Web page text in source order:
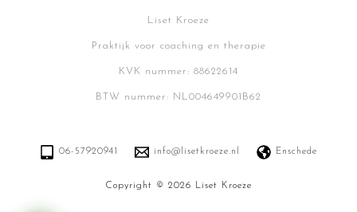
Liset Kroeze
Praktijk voor coaching en therapie
KVK nummer: 88622614
BTW nummer: NL004649901B62
06-57920941 info@lisetkroeze.nl Enschede
Copyright © 2026 Liset Kroeze